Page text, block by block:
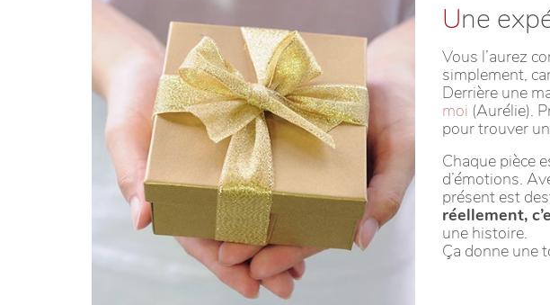
Une
Vous l’aurez
simplement,
Derrière une
moi (Aurélie).
pour trouver
Chaque pièce
d’émotions.
présent est
réellement,
une histoire.
Ça donne une